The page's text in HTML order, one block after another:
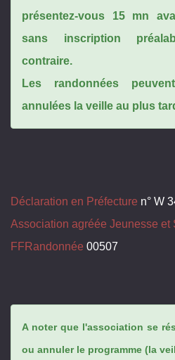
présentez-vous 15 mn
sans inscription
contraire.
Les randonnées
annulées la veille au plus
Déclaration en Préfecture n° W
Association agréée Jeunesse et
FFRandonnée 00507
A noter que l'association se
ou annuler le programme (la